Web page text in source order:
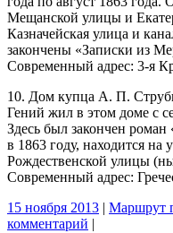
Мещанской улицы и
Казначейская улица и
закончены «Записки из
Современный адрес: 3-я
10. Дом купца А. П.
Гений жил в этом доме с
Здесь был закончен
в 1863 году, находится на
Рождественской улицы
Современный адрес:
15 ноября 2013 | Маршрут
комментарий |